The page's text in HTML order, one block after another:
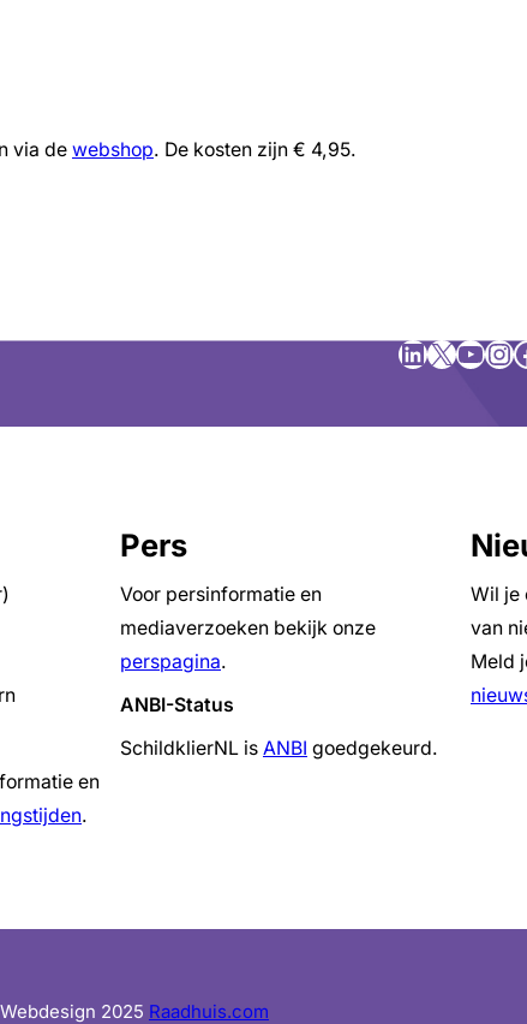
via de webshop. De kosten zijn € 4,95.
LinkedIn
X
en
.
Pers
Voor persinformatie en
mediaverzoeken bekijk onze
perspagina.
ANBI-Status
SchildklierNL is ANBI goedgekeurd.
Wil je
van
Meld
2025 Raadhuis.com